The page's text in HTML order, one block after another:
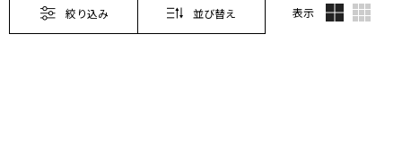
絞り込み 並び替え 表示